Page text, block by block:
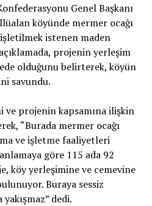
Genel Başkanı
köyünde mermer ocağı
istenen maden
projenin yerleşim
olduğunu belirterek, köyün
savundu.
projenin kapsamına ilişkin
“Burada mermer ocağı
ve işletme faaliyetleri
göre 115 ada 92
köy yerleşimine ve cemevine
Buraya sessiz
dedi.